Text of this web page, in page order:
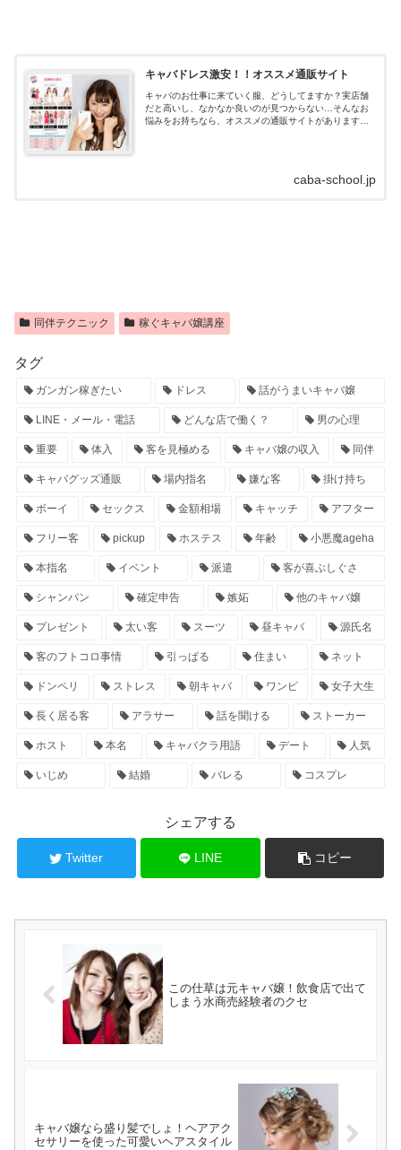
キャバドレス激安！！オススメ通販サイト
キャバのお仕事に来ていく服、どうしてますか？実店舗
だと高いし、なかなか良いのが見つからない…そんなお
悩みをお持ちなら、オススメの通販サイトがあります！
caba-school.jp
同伴テクニック 稼ぐキャバ嬢講座
タグ
ガンガン稼ぎたい ドレス 話がうまいキャバ嬢
LINE・メール・電話 どんな店で働く？ 男の心理
重要 体入 客を見極める キャバ嬢の収入 同伴
キャバグッズ通販 場内指名 嫌な客 掛け持ち
ボーイ セックス 金額相場 キャッチ アフター
フリー客 pickup ホステス 年齢 小悪魔ageha
本指名 イベント 派遣 客が喜ぶしぐさ
シャンパン 確定申告 嫉妬 他のキャバ嬢
プレゼント 太い客 スーツ 昼キャバ 源氏名
客のフトコロ事情 引っぱる 住まい ネット
ドンペリ ストレス 朝キャバ ワンピ 女子大生
長く居る客 アラサー 話を聞ける ストーカー
ホスト 本名 キャバクラ用語 デート 人気
いじめ 結婚 バレる コスプレ
シェアする
Twitter LINE コピー
この仕草は元キャバ嬢！飲食店で出て
しまう水商売経験者のクセ
キャバ嬢なら盛り髪でしょ！ヘアアク
セサリーを使った可愛いヘアスタイル